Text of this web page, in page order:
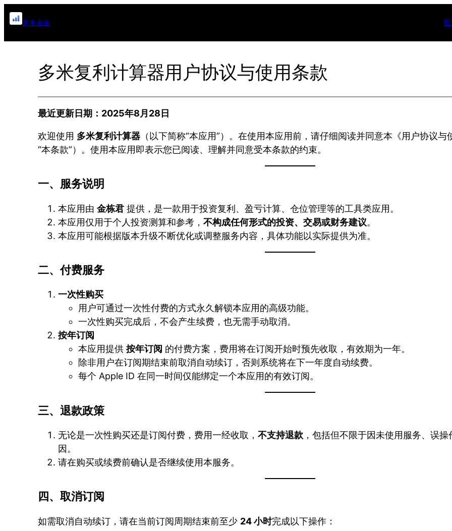
跳
至
多米金金 投
多米复利计算器用户协议与使用条款
最近更新日期：2025年8月28日
欢迎使用 多米复利计算器 （以下简称“本应用”）。在使用本应用前，请仔细阅读并同意本《用户协议
“本条款”）。使用本应用即表示您已阅读、理解并同意受本条款的约束。
一、服务说明
本应用由金栋君 提供，是一款用于投资复利、盈亏计算、仓位管理等的工具类应用。
本应用仅用于个人投资测算和参考，不构成任何形式的投资、交易或财务建议。
本应用可能根据版本升级不断优化或调整服务内容，具体功能以实际提供为准。
二、付费服务
一次性购买
用户可通过一次性付费的方式永久解锁本应用的高级功能。
一次性购买完成后，不会产生续费，也无需手动取消。
按年订阅
本应用提供按年订阅 的付费方案，费用将在订阅开始时预先收取，有效期为一年。
除非用户在订阅期结束前取消自动续订，否则系统将在下一年度自动续费。
每个 Apple ID 在同一时间仅能绑定一个本应用的有效订阅。
三、退款政策
无论是一次性购买还是订阅付费，费用一经收取，不支持退款 ，包括但不限于因未使用服务、误
因。
请在购买或续费前确认是否继续使用本服务。
四、取消订阅
如需取消自动续订，请在当前订阅周期结束前至少 24 小时完成以下操作：